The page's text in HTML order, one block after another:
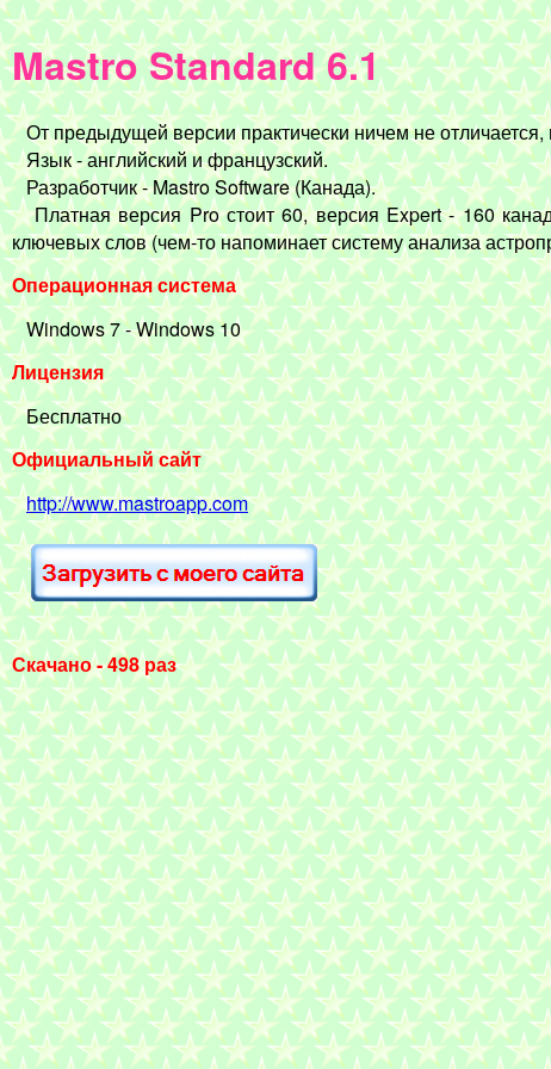
Mastro Standard 6.1
От предыдущей версии практически ничем не
Язык - английский и французский.
Разработчик - Mastro Software (Канада).
Платная версия Pro стоит 60, версия Expert - 160
ключевых слов (чем-то напоминает систему анализа
Операционная система
Windows 7 - Windows 10
Лицензия
Бесплатно
Официальный сайт
http://www.mastroapp.com
Скачано - 498 раз